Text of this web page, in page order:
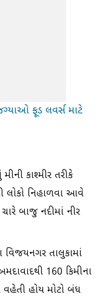
ફૂડ લવર્સ માટે
કાશ્મીર તરીકે
લોકો નિહાળવા આવે
બાજુ નદીમાં નીર
વિજયનગર તાલુકામાં
160 કિમીના
હોય મોટો બંધ